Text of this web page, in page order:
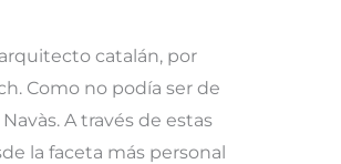
catalán, por
Como no podía ser de
A través de estas
la faceta más personal